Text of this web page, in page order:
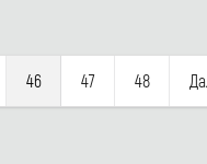
46 47 48